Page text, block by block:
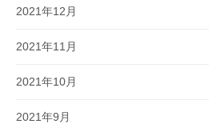
2021年12月
2021年11月
2021年10月
2021年9月